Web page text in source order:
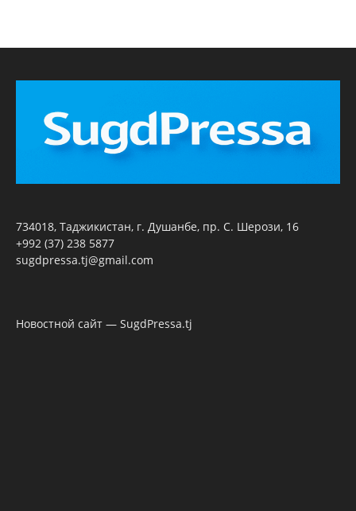
734018, Таджикистан, г. Душанбе, пр. С. Шерози, 16
+992 (37) 238 5877
sugdpressa.tj@gmail.com
Новостной сайт — SugdPressa.tj